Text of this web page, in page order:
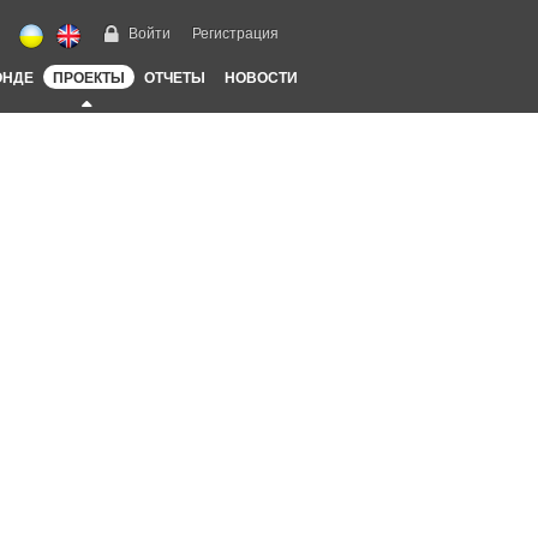
Войти Регистрация
ПРОЕКТЫ ОТЧЕТЫ НОВОСТИ